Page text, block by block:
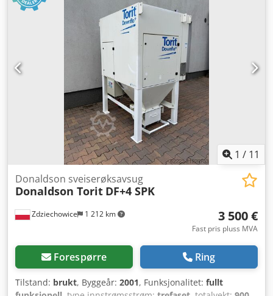
1 / 11
Zdziechowice 1 212 km
Donaldson sveiserøksavsug
Donaldson Torit DF+4 SPK
3 500 €
Fast pris pluss MVA
Forespørre Ring
Tilstand: brukt, Byggeår: 2001, Funksjonalitet: fullt